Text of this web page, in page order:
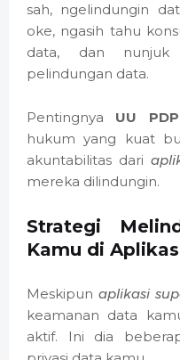
sah, ngelindungin
oke, ngasih tahu
data, dan nunjuk
pelindungan data.
Pentingnya UU PDP
hukum yang kuat
akuntabilitas dari
mereka dilindungin.
Strategi
Kamu di
Meskipun aplikasi
keamanan data
aktif. Ini dia